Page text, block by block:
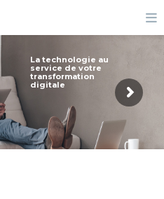
La technologie au
service de votre
transformation
digitale